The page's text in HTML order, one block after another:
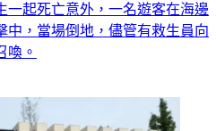
一起死亡意外，一名遊客在海邊
中，當場倒地，儘管有救生員向
喚。